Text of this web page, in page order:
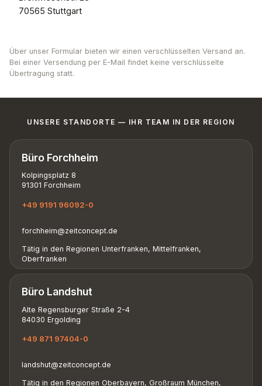
70565 Stuttgart
Über unser Formular bieten wir einen verschlüsselten Versand an.
Bei einer Versendung per E-Mail findet keine verschlüsselte
Übertragung statt.
UNSERE STANDORTE — IHR TEAM IN DER REGION
Büro Forchheim
Kolpingsplatz 8
91301 Forchheim
+49 9191 96092-0
forchheim@zeitconcept.de
Tätig in den Regionen Unterfranken, Mittelfranken,
Oberfranken
Büro Landshut
Alte Regensburger Straße 2-4
84030 Ergolding
+49 871 97404-0
landshut@zeitconcept.de
Tätig in den Regionen Oberbayern, Großraum München,